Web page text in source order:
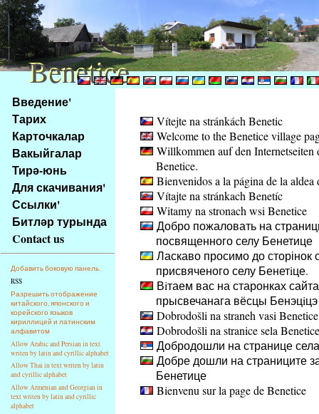
Na
obsah
stránky
Klávesové
zkratky
tomto
webu
základní
Hlavní
strana
Введение'
Тарих
Карточкалар
Вакыйгалар
Тирә-юнь
Для скачивания'
Ссылки'
Битләр турында
Contact us
Добавить боковую панель.
RSS
Разрешить отображение
китайского, японского и
корейского языков
кириллицей и латинским
алфавитом
Allow Arabic and Persian in text
writen by latin and cyrillic alphabet
Allow Thai in text writen by latin
and cyrillic alphabet
Allow Armenian and Georgian in
text writen by latin and cyrillic
alphabet
Vítejte na stránkách Benetic
Welcome to the Benetice village
Willkommen auf den Internetseiten
Benetice.
Bienvenidos a la página de la aldea
Vítajte na stránkach Benetíc
Witamy na stronach wsi Benetice
Добро пожаловать на
посвященного селу Бенетице
Ласкаво просимо до сторінок
присвяченого селу Бенетiце.
Вiтаем вас на старонках
прысвечанага вёсцы Бенэцiцэ
Dobrodošli na straneh vasi Benetice
Dobrodošli na stranice sela Benetice
Добродошли на странице
Добре дошли на страниците
Бенетице
Bienvenu sur la page de Benetice
Benetice
Benetice